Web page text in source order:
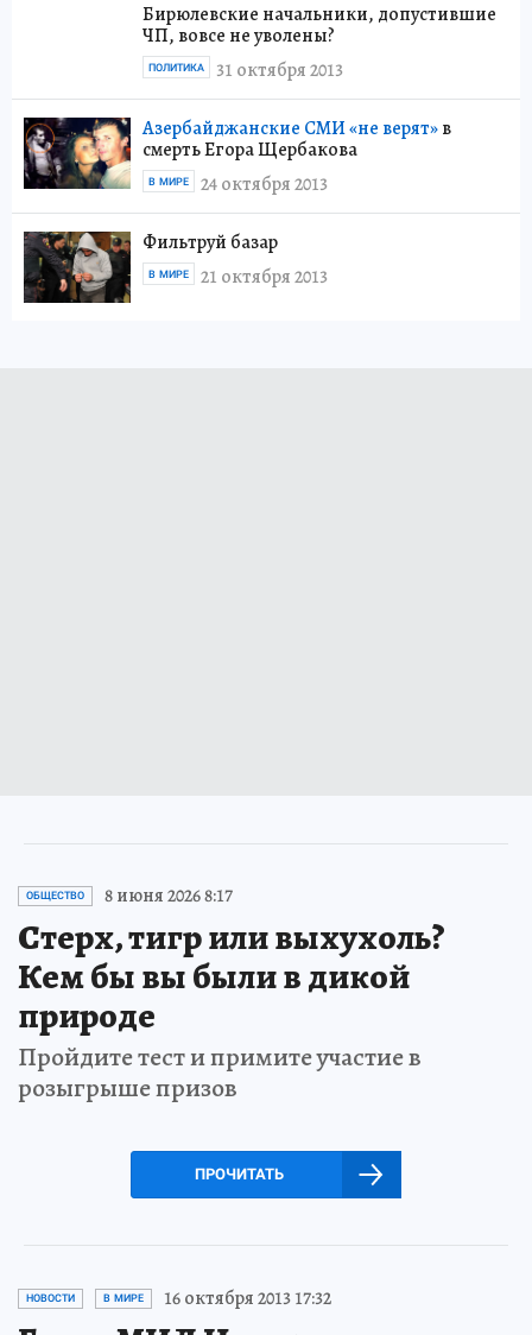
Бирюлевские начальники, допустившие
ЧП, вовсе не уволены?
31 октября 2013
ПОЛИТИКА
Азербайджанские СМИ «не верят»в
смерть Егора Щербакова
24 октября 2013
В МИРЕ
Фильтруй базар
21 октября 2013
В МИРЕ
ОБЩЕСТВО 8 июня 2026 8:17
Стерх, тигр или выхухоль?
Кем бы вы были в дикой
природе
Пройдите тест и примите участие в
розыгрыше призов
ПРОЧИТАТЬ
НОВОСТИ В МИРЕ 16 октября 2013 17:32